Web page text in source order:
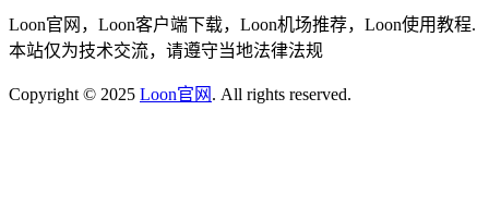
Loon官网，Loon客户端下载，Loon机场推荐，Loon使用教程.
本站仅为技术交流，请遵守当地法律法规
Copyright © 2025 Loon官网 . All rights reserved.